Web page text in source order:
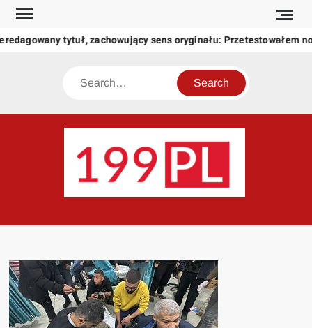
Skip
content
tytuł, zachowujący sens oryginału: Przetestowałem
Search
świat